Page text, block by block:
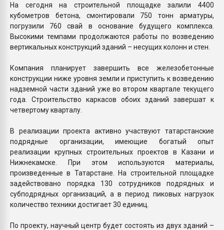
На сегодня на строительной площадке залили 4400
кубометров бетона, смонтировали 750 тонн арматуры,
погрузили 760 свай в основание будущего комплекса.
Высокими темпами продолжаются работы по возведению
вертикальных конструкций зданий – несущих колонн и стен.
Компания планирует завершить все железобетонные
конструкции ниже уровня земли и приступить к возведению
надземной части зданий уже во втором квартале текущего
года. Строительство каркасов обоих зданий завершат к
четвертому кварталу.
В реализации проекта активно участвуют татарстанские
подрядные организации, имеющие богатый опыт
реализации крупных строительных проектов в Казани и
Нижнекамске. При этом используются материалы,
произведенные в Татарстане. На строительной площадке
задействовано порядка 130 сотрудников подрядных и
субподрядных организаций, а в период пиковых нагрузок
количество техники достигает 30 единиц.
По проекту, научный центр будет состоять из двух зданий –